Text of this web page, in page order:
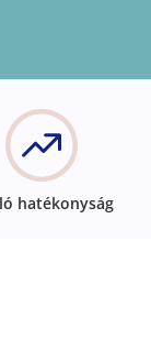
hatékonyság